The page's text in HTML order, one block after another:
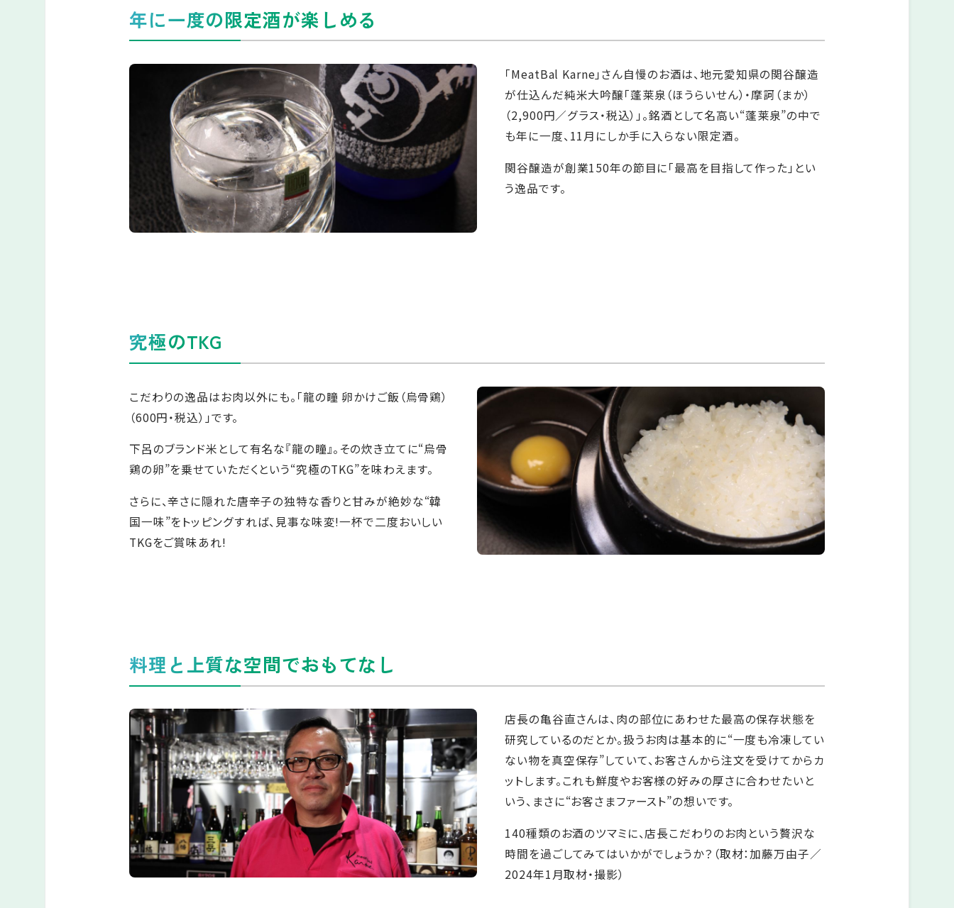
年に一度の限定酒が楽しめる
「MeatBal Karne」さん自慢のお酒は、地元愛知県の関谷醸造
が仕込んだ純米大吟醸「蓬莱泉（ほうらいせん）・摩訶（まか）
（2,900円／グラス・税込）」。銘酒として名高い“蓬莱泉”の中で
も年に一度、11月にしか手に入らない限定酒。
関谷醸造が創業150年の節目に「最高を目指して作った」とい
う逸品です。
究極のTKG
こだわりの逸品はお肉以外にも。「龍の瞳 卵かけご飯（烏骨鶏）
（600円・税込）」です。
下呂のブランド米として有名な『龍の瞳』。その炊き立てに“烏骨
鶏の卵”を乗せていただくという“究極のTKG”を味わえます。
さらに、辛さに隠れた唐辛子の独特な香りと甘みが絶妙な“韓
国一味”をトッピングすれば、見事な味変!一杯で二度おいしい
TKGをご賞味あれ!
料理と上質な空間でおもてなし
店長の亀谷直さんは、肉の部位にあわせた最高の保存状態を
研究しているのだとか。扱うお肉は基本的に“一度も冷凍してい
ない物を真空保存”していて、お客さんから注文を受けてからカ
ットします。これも鮮度やお客様の好みの厚さに合わせたいと
いう、まさに“お客さまファースト”の想いです。
140種類のお酒のツマミに、店長こだわりのお肉という贅沢な
時間を過ごしてみてはいかがでしょうか？（取材：加藤万由子／
2024年1月取材・撮影）